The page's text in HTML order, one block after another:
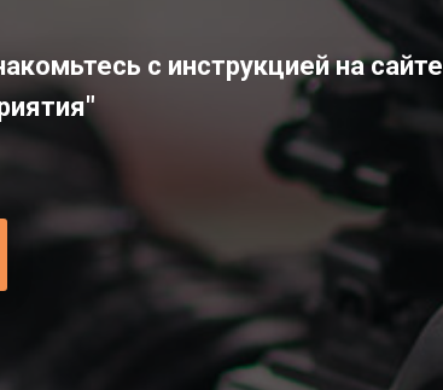
с инструкцией на сайте